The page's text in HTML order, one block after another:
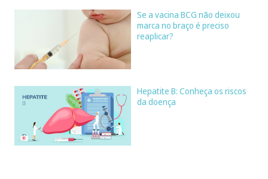
Se a vacina BCG não deixou
marca no braço é preciso
reaplicar?
Hepatite B: Conheça os riscos
da doença